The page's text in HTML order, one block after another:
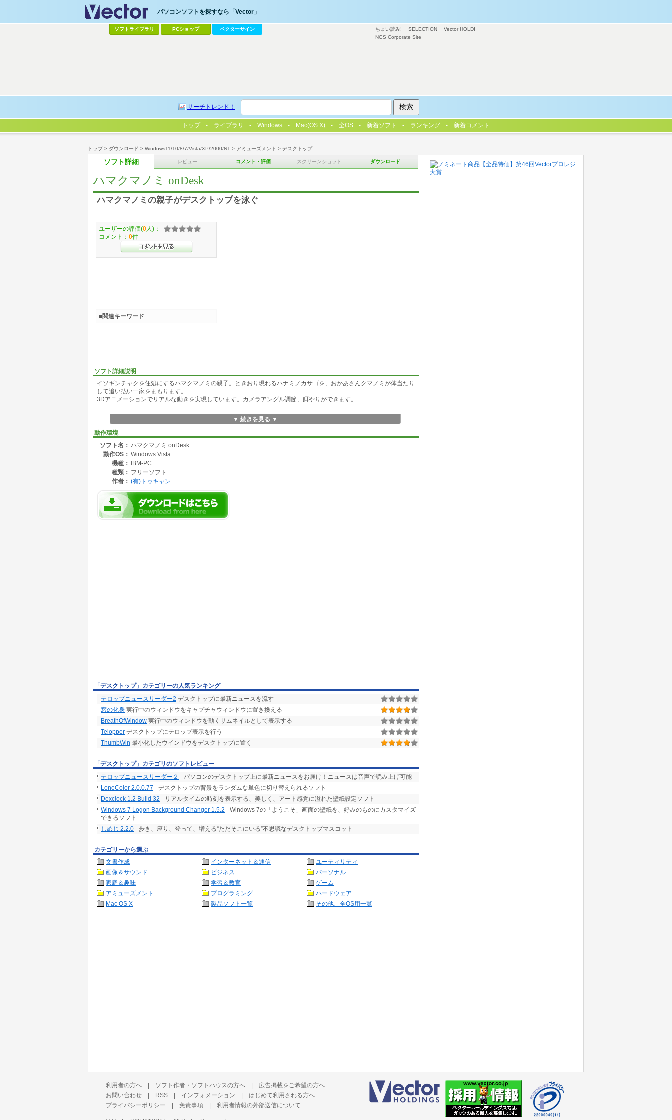
トップ> ダウンロード > Windows11/10/8/7/Vista/XP/2000/NT > アミューズメント > デスクトップ
ソフト詳細 レビュー コメント・評価 スクリーンショット ダウンロード
ハマクマノミ onDesk
ハマクマノミの親子がデスクトップを泳ぐ
ソフト詳細説明
イソギンチャクを住処にするハマクマノミの親子。ときおり現れるハナミノカサゴを、おかあさんクマノミが体当たり
して追い払い一家をまもります。
3Dアニメーションでリアルな動きを実現しています。カメラアングル調節、餌やりができます。
▼ 続きを見る ▼
動作環境
ソフト名： ハマクマノミ onDesk
動作OS： Windows Vista
機種：
IBM-PC
種類： フリーソフト
作者： (有)トゥキャン
ユーザーの評価(0 人)：
コメント： 0件
■関連キーワード
「デスクトップ」カテゴリーの人気ランキング
テロップニュースリーダー2 デスクトップに最新ニュースを流す
窓の化身 実行中のウィンドウをキャプチャウィンドウに置き換える
BreathOfWindow 実行中のウィンドウを動くサムネイルとして表示する
Telopper デスクトップにテロップ表示を行う
ThumbWin 最小化したウインドウをデスクトップに置く
「デスクトップ」カテゴリのソフトレビュー
テロップニュースリーダー２ - パソコンのデスクトップ上に最新ニュースをお届け！ニュースは音声で読み上げ可能
LoneColor 2.0.0.77 - デスクトップの背景をランダムな単色に切り替えられるソフト
Dexclock 1.2 Build 32 - リアルタイムの時刻を表示する、美しく、アート感覚に溢れた壁紙設定ソフト
Windows 7 Logon Background Changer 1.5.2 - Windows 7の「ようこそ」画面の壁紙を、好みのものにカスタマイズ
できるソフト
しめじ 2.2.0 - 歩き、座り、登って、増える“ただそこにいる”不思議なデスクトップマスコット
カテゴリーから選ぶ
文書作成
インターネット＆通信
ユーティリティ
画像＆サウンド
ビジネス
パーソナル
家庭＆趣味
学習＆教育
ゲーム
アミューズメント
プログラミング
ハードウェア
Mac OS X
製品ソフト一覧 その他、全OS用一覧
ちょい読み! SELECTION
Vector HOLDI
NGS Corporate Site
パソコンソフトを探すなら「Vector」
ソフトライブラリ PCショップ ベクターサイン
サーチトレンド！
トップ ライブラリ Windows Mac(OS X) 全OS 新着ソフト ランキング 新着コメント
利用者の方へ | ソフト作者・ソフトハウスの方へ | 広告掲載をご希望の方へ
お問い合わせ | RSS | インフォメーション | はじめて利用される方へ
プライバシーポリシー | 免責事項 | 利用者情報の外部送信について